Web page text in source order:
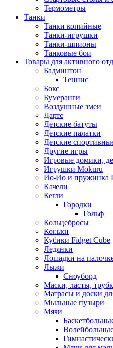
Термометры
Танки
Танки копийные
Танки-игрушки
Танки-шпионы
Танковые бои
Товары для активного
Бадминтон
Теннис
Бокс
Бумеранги
Воздушные змеи
Дартс
Детские батуты
Детские палатки
Детские
Другие игры
Игровые домики,
Игрушки Mokuru
Йо-Йо и пружинка
Качели
Кегли
Городки
Гольф
Кольцебросы
Коньки
Кубики Fidget Cube
Ледянки
Лошадки на
Лыжи
Сноуборд
Маски, ласты,
Матрасы и доски
Мыльные пузыри
Мячи